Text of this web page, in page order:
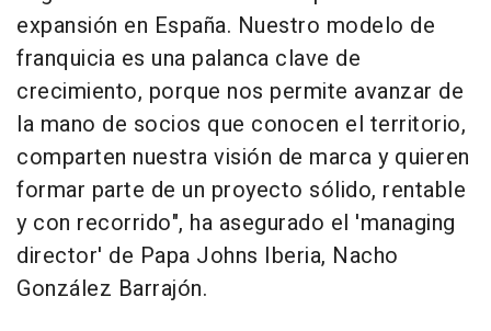
expansión en España. Nuestro modelo de
franquicia es una palanca clave de
crecimiento, porque nos permite avanzar de
la mano de socios que conocen el territorio,
comparten nuestra visión de marca y quieren
formar parte de un proyecto sólido, rentable
y con recorrido", ha asegurado el 'managing
director' de Papa Johns Iberia, Nacho
González Barrajón.